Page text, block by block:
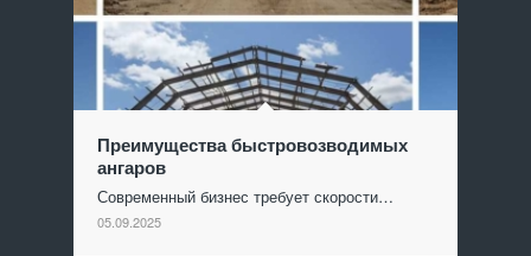
Преимущества быстровозводимых
ангаров
Современный бизнес требует скорости…
05.09.2025